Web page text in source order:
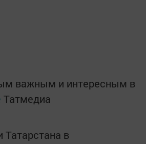
важным и интересным в
Татмедиа
Татарстана в